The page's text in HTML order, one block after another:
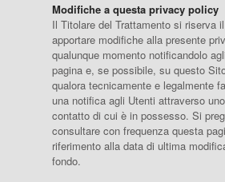
Modifiche a questa privacy policy
Il Titolare del Trattamento si riserva
apportare modifiche alla presente
qualunque momento notificandolo
pagina e, se possibile, su questo
qualora tecnicamente e legalmente
una notifica agli Utenti attraverso
contatto di cui è in possesso. Si
consultare con frequenza questa
riferimento alla data di ultima
fondo.